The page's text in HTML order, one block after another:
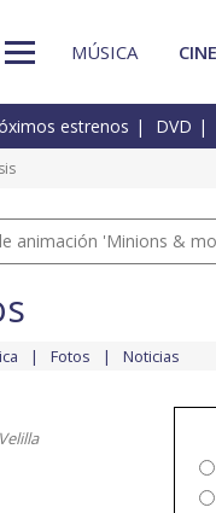
MÚSICA CINE
estrenos DVD
animación 'Minions &
Fotos Noticias